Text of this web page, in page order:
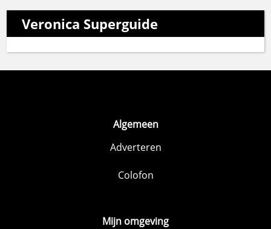
Veronica Superguide
Algemeen
Adverteren
Colofon
Mijn omgeving